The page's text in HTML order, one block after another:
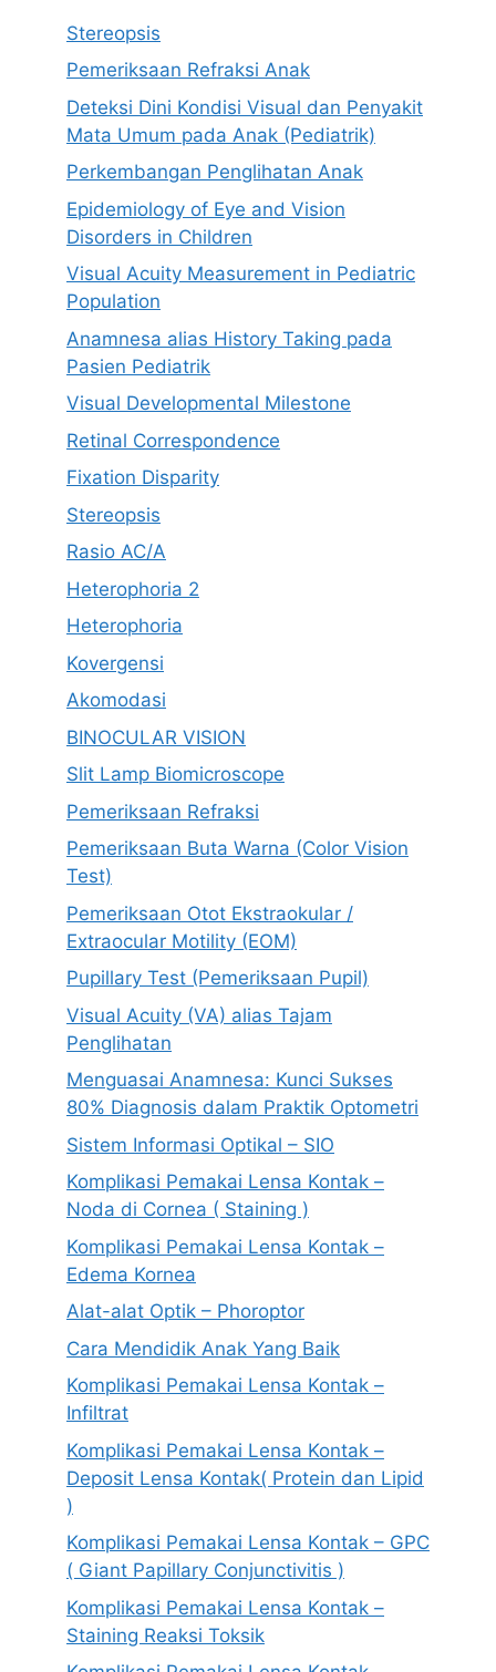
Stereopsis
Pemeriksaan Refraksi Anak
Deteksi Dini Kondisi Visual dan Penyakit
Mata Umum pada Anak (Pediatrik)
Perkembangan Penglihatan Anak
Epidemiology of Eye and Vision
Disorders in Children
Visual Acuity Measurement in Pediatric
Population
Anamnesa alias History Taking pada
Pasien Pediatrik
Visual Developmental Milestone
Retinal Correspondence
Fixation Disparity
Stereopsis
Rasio AC/A
Heterophoria 2
Heterophoria
Kovergensi
Akomodasi
BINOCULAR VISION
Slit Lamp Biomicroscope
Pemeriksaan Refraksi
Pemeriksaan Buta Warna (Color Vision
Test)
Pemeriksaan Otot Ekstraokular /
Extraocular Motility (EOM)
Pupillary Test (Pemeriksaan Pupil)
Visual Acuity (VA) alias Tajam
Penglihatan
Menguasai Anamnesa: Kunci Sukses
80% Diagnosis dalam Praktik Optometri
Sistem Informasi Optikal – SIO
Komplikasi Pemakai Lensa Kontak –
Noda di Cornea ( Staining )
Komplikasi Pemakai Lensa Kontak –
Edema Kornea
Alat-alat Optik – Phoroptor
Cara Mendidik Anak Yang Baik
Komplikasi Pemakai Lensa Kontak –
Infiltrat
Komplikasi Pemakai Lensa Kontak –
Deposit Lensa Kontak( Protein dan Lipid
)
Komplikasi Pemakai Lensa Kontak – GPC
( Giant Papillary Conjunctivitis )
Komplikasi Pemakai Lensa Kontak –
Staining Reaksi Toksik